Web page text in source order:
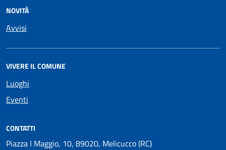
NOVITÀ
Avvisi
VIVERE IL COMUNE
Luoghi
Eventi
CONTATTI
Piazza I Maggio, 10, 89020, Melicucco (RC)